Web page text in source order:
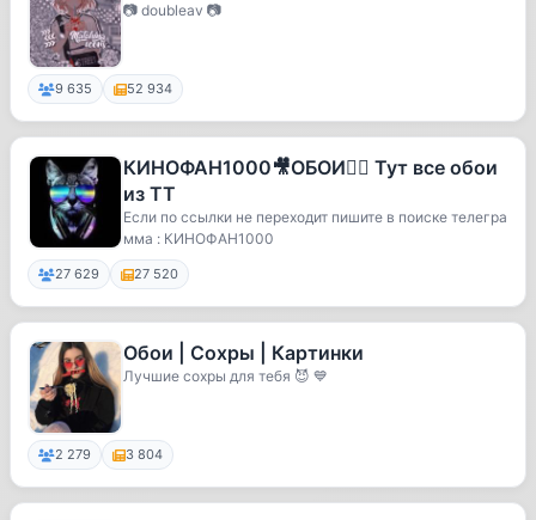
📷 doubleav 📷
9 635 52 934
КИНОФАН1000🎥ОБОИ👍🏼 Тут все обои
из TT
Если по ссылки не переходит пишите в поиске телегра
мма : КИНОФАН1000
27 629 27 520
Обои | Сохры | Картинки
Лучшие сохры для тебя 😈 💙
2 279 3 804